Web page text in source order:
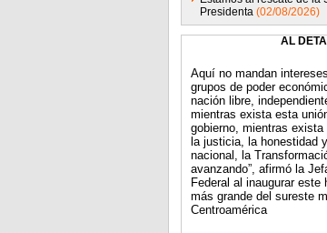
Presidenta (02/08/2026)
AL
Aquí no mandan
grupos de poder
nación libre,
mientras exista esta
gobierno, mientras
la justicia, la honestidad
nacional, la
avanzando”, afirmó la
Federal al inaugurar este
más grande del sureste
Centroamérica